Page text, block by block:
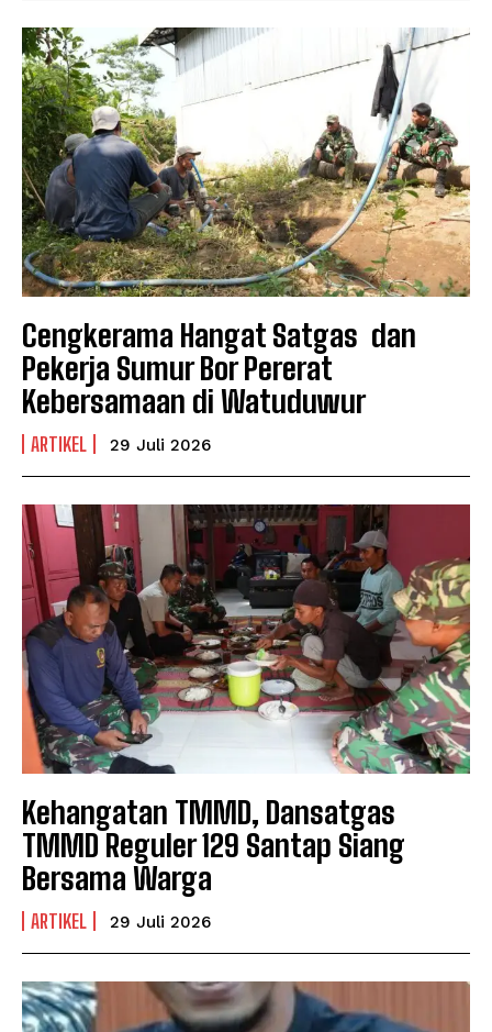
Cengkerama Hangat Satgas dan
Pekerja Sumur Bor Pererat
Kebersamaan di Watuduwur
ARTIKEL 29 Juli 2026
Kehangatan TMMD, Dansatgas
TMMD Reguler 129 Santap Siang
Bersama Warga
ARTIKEL 29 Juli 2026